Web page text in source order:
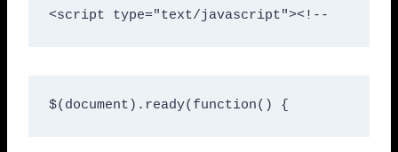
<script type="text/javascript"><!--
$(document).ready(function() {